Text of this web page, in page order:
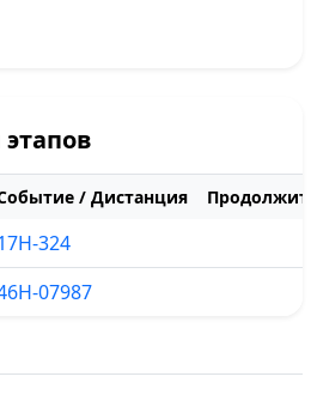
/ Дистанция
324
07987